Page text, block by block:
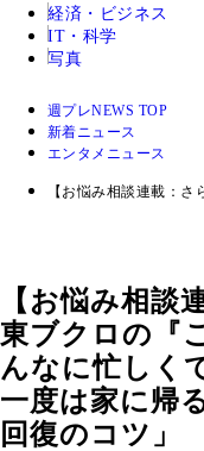
経済・ビジネス
IT・科学
写真
週プレNEWS TOP
新着ニュース
エンタメニュース
【お悩み相談連載：
【お悩み相談
東ブクロの『
んなに忙しく
一度は家に帰
回復のコツ」